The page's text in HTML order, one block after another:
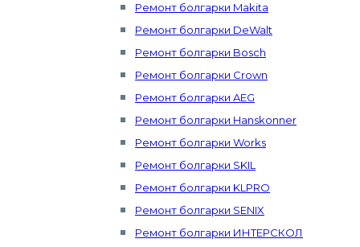
Ремонт болгарки Makita
Ремонт болгарки DeWalt
Ремонт болгарки Bosch
Ремонт болгарки Crown
Ремонт болгарки AEG
Ремонт болгарки Hanskonner
Ремонт болгарки Works
Ремонт болгарки SKIL
Ремонт болгарки KLPRO
Ремонт болгарки SENIX
Ремонт болгарки ИНТЕРСКОЛ